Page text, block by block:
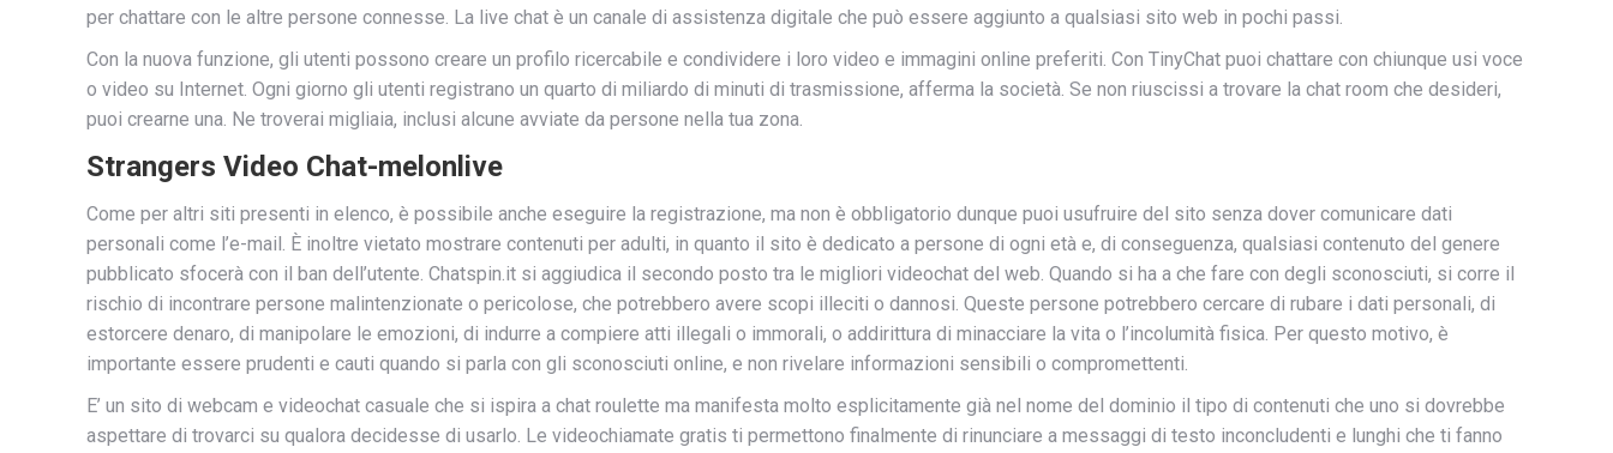
per chattare con le altre persone connesse. La live chat è un canale di assistenza digitale che può essere aggiunto a qualsiasi sito web in pochi passi.
Con la nuova funzione, gli utenti possono creare un profilo ricercabile e condividere i loro video e immagini online preferiti. Con TinyChat puoi chattare con chiunque usi voce
o video su Internet. Ogni giorno gli utenti registrano un quarto di miliardo di minuti di trasmissione, afferma la società. Se non riuscissi a trovare la chat room che desideri,
puoi crearne una. Ne troverai migliaia, inclusi alcune avviate da persone nella tua zona.
Strangers Video Chat-melonlive
Come per altri siti presenti in elenco, è possibile anche eseguire la registrazione, ma non è obbligatorio dunque puoi usufruire del sito senza dover comunicare dati
personali come l’e-mail. È inoltre vietato mostrare contenuti per adulti, in quanto il sito è dedicato a persone di ogni età e, di conseguenza, qualsiasi contenuto del genere
pubblicato sfocerà con il ban dell’utente. Chatspin.it si aggiudica il secondo posto tra le migliori videochat del web. Quando si ha a che fare con degli sconosciuti, si corre il
rischio di incontrare persone malintenzionate o pericolose, che potrebbero avere scopi illeciti o dannosi. Queste persone potrebbero cercare di rubare i dati personali, di
estorcere denaro, di manipolare le emozioni, di indurre a compiere atti illegali o immorali, o addirittura di minacciare la vita o l’incolumità fisica. Per questo motivo, è
importante essere prudenti e cauti quando si parla con gli sconosciuti online, e non rivelare informazioni sensibili o compromettenti.
E’ un sito di webcam e videochat casuale che si ispira a chat roulette ma manifesta molto esplicitamente già nel nome del dominio il tipo di contenuti che uno si dovrebbe
aspettare di trovarci su qualora decidesse di usarlo. Le videochiamate gratis ti permettono finalmente di rinunciare a messaggi di testo inconcludenti e lunghi che ti fanno